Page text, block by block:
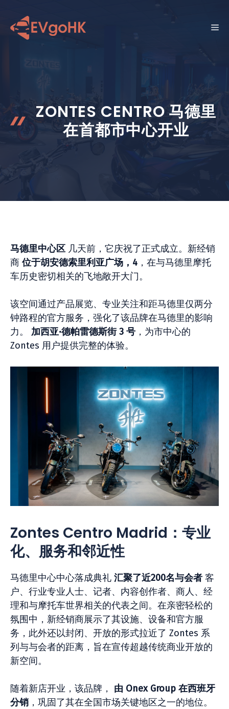
菜
ZONTES CENTRO 马德里
在首都市中心开业
马德里中心区 几天前，它庆祝了正式成立。新经销
商 位于胡安德索里利亚广场，4 ，在与马德里摩托
车历史密切相关的飞地敞开大门。
该空间通过产品展览、专业关注和距马德里仅两分
钟路程的官方服务，强化了该品牌在马德里的影响
力。 加西亚·德帕雷德斯街 3 号 ，为市中心的
Zontes 用户提供完整的体验。
Zontes Centro Madrid：专业
化、服务和邻近性
马德里中心中心落成典礼 汇聚了近200名与会者 客
户、行业专业人士、记者、内容创作者、商人、经
理和与摩托车世界相关的代表之间。在亲密轻松的
氛围中，新经销商展示了其设施、设备和官方服
务，此外还以封闭、开放的形式拉近了 Zontes 系
列与与会者的距离，旨在宣传超越传统商业开放的
新空间。
随着新店开业，该品牌， 由 Onex Group 在西班牙
分销 ，巩固了其在全国市场关键地区之一的地位。